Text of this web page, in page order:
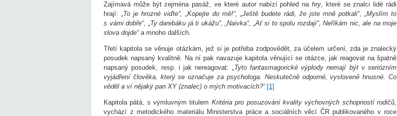
Zajímavá může být zejména pasáž, ve které autor nabízí pohled na hry, které se znalci lidé rádi
hrají: „To je hrozné viďte“, „Kopejte do mě!“, „Ještě budete rádi, že jste mně potkali“, „Myslím to
s vámi dobře“, „Ty darebáku já ti ukážu“, „Naivka“, „Ať si to spolu rozdají“, Neříkám nic, ale na moje
slova dojde“a mnoho dalších.
Třetí kapitola se věnuje otázkám, jež si je potřeba zodpovědět, za účelem určení, zda je znalecký
posudek napsaný kvalitně. Na ní pak navazuje kapitola věnující se otázce, jak reagovat na špatně
napsaný posudek, resp. i jak nereagovat: „Tyto fantasmagorické výplody nemají být v seriózním
vyjádření člověka, který se označuje za psychologa. Neskutečně odporné, vysloveně hnusné. Co
věděl a ví nějaký pan XY (znalec) o mých motivacích?“ [1]
Kapitola pátá, s výmluvným titulem Kritéria pro posuzování kvality výchovných schopností rodičů,
vychází z metodického materiálu Ministerstva práce a sociálních věcí ČR publikovaného v roce